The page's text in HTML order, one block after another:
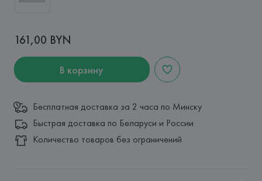
161,00 BYN
В корзину
Бесплатная доставка за 2 часа по Минску
Быстрая доставка по Беларуси и России
Количество товаров без ограничений